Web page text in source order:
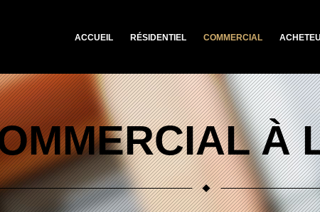
ACCUEIL RÉSIDENTIEL COMMERCIAL
À